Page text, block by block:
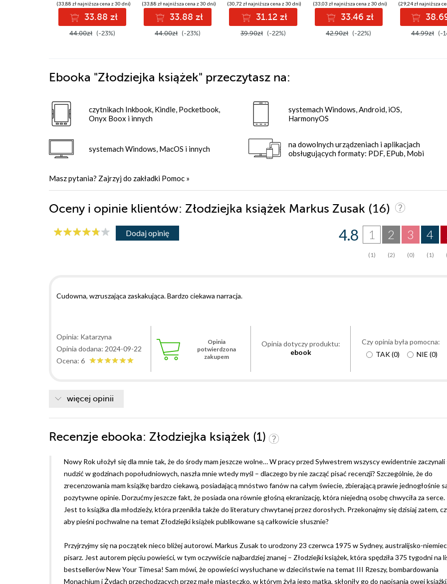
(33,88 zł najniższa cena z 30 dni)
33.88 zł
44.00zł (-23%)
(33,88 zł najniższa cena z 30 dni)
33.88 zł
44.00zł (-23%)
(30,72 zł najniższa cena z 30 dni)
31.12 zł
39.90zł (-22%)
(33,03 zł najniższa cena z 30 dni)
33.46 zł
42.90zł (-22%)
(29,24 zł najniższa
44.99zł (-
Ebooka "Złodziejka książek" przeczytasz na:
czytnikach Inkbook, Kindle, Pocketbook,
Onyx Boox i innych
systemach Windows, MacOS i innych
systemach Windows, Android, iOS,
HarmonyOS
na dowolnych urządzeniach i aplikacjach
obsługujących formaty: PDF, EPub, Mobi
Masz pytania? Zajrzyj do zakładki Pomoc »
Oceny i opinie klientów: Złodziejka książek Markus Zusak (16)
Dodaj opinię 4
(1)
3
(0)
2
(2)
1
(1)
4.8
Cudowna, wzruszająca zaskakująca. Bardzo ciekawa narracja.
Opinia: Katarzyna
Opinia dodana: 2024-09-22
Ocena: 6
Opinia
potwierdzona
zakupem
Opinia dotyczy produktu:
ebook
Czy opinia była pomocna:
TAK(0) NIE (0)
więcej opinii
Recenzje ebooka: Złodziejka książek (1)
Nowy Rok ułożył się dla mnie tak, że do środy mam jeszcze wolne… W pracy przed Sylwestrem wszyscy ewidentnie zaczynali
nudzić w godzinach popołudniowych, naszła mnie wtedy myśl – dlaczego by nie zacząć pisać recenzji? Szczególnie, że do
zrecenzowania mam książkę bardzo ciekawą, posiadającą mnóstwo fanów na całym świecie, zbierającą prawie jednogłośnie
pozytywne opinie. Dorzućmy jeszcze fakt, że posiada ona równie głośną ekranizację, która niejedną osobę chwyciła za serce.
Jest to książka dla młodzieży, która przenikła także do literatury chwytanej przez dorosłych. Przekonajmy się dzisiaj zatem,
aby pieśni pochwalne na temat Złodziejki książek publikowane są całkowicie słusznie?
Przyjrzyjmy się na początek nieco bliżej autorowi. Markus Zusak to urodzony 23 czerwca 1975 w Sydney, australijsko-
pisarz. Jest autorem pięciu powieści, w tym oczywiście najbardziej znanej – Złodziejki książek, która spędziła 375 tygodni na
bestsellerów New Your Timesa! Sam mówi, że opowieści wysłuchane w dzieciństwie na temat III Rzeszy, bombardowania
Monachium i Żydach przechodzących przez małe miasteczko, w którym żyła jego matka, skłoniły go do napisania owej